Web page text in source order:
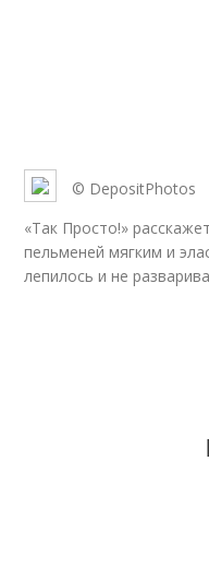
© DepositPhotos
«Так Просто!»
пельменей мягким и
лепилось и не